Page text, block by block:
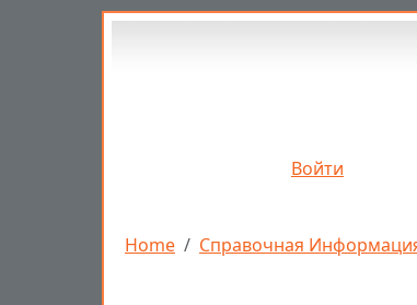
Перейти к основному содержанию
Войти
Строка
Home Справочная